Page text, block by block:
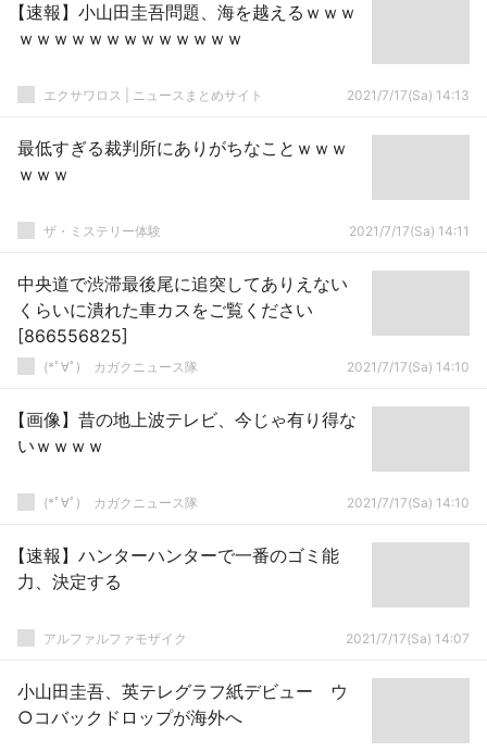
【速報】小山田圭吾問題、海を越えるｗｗｗ
ｗｗｗｗｗｗｗｗｗｗｗｗｗ
エクサワロス | ニュースまとめサイト 2021/7/17(Sa) 14:13
最低すぎる裁判所にありがちなことｗｗｗ
ｗｗｗ
ザ・ミステリー体験 2021/7/17(Sa) 14:11
中央道で渋滞最後尾に追突してありえない
くらいに潰れた車カスをご覧ください
[866556825]
(*ﾟ∀ﾟ)ゞカガクニュース隊 2021/7/17(Sa) 14:10
【画像】昔の地上波テレビ、今じゃ有り得な
いｗｗｗｗ
(*ﾟ∀ﾟ)ゞカガクニュース隊 2021/7/17(Sa) 14:10
【速報】ハンターハンターで一番のゴミ能
力、決定する
アルファルファモザイク 2021/7/17(Sa) 14:07
小山田圭吾、英テレグラフ紙デビュー ウ
○コバックドロップが海外へ